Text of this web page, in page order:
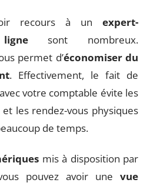
recours à un expert-
sont nombreux.
permet d’économiser du
. Effectivement, le fait de
votre comptable évite les
les rendez-vous physiques
de temps.
mis à disposition par
pouvez avoir une vue